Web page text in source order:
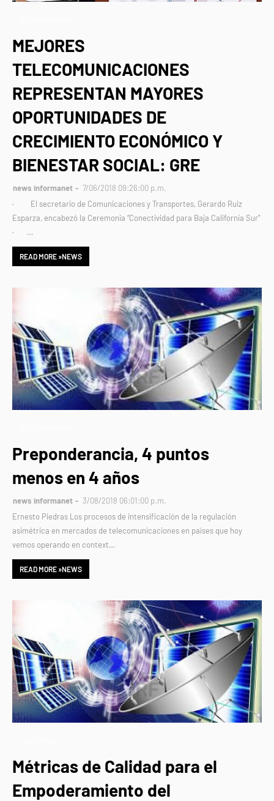
MEJORES
TELECOMUNICACIONES
REPRESENTAN MAYORES
OPORTUNIDADES DE
CRECIMIENTO ECONÓMICO Y
BIENESTAR SOCIAL: GRE
news informanet
7/06/2018 09:26:00 p.m.
· El secretario de Comunicaciones y Transportes, Gerardo Ruiz
Esparza, encabezó la Ceremonia “Conectividad para Baja California Sur”
· …
READ MORE »NEWS
Preponderancia, 4 puntos
menos en 4 años
news informanet
3/08/2018 06:01:00 p.m.
Ernesto Piedras Los procesos de intensificación de la regulación
asimétrica en mercados de telecomunicaciones en países que hoy
vemos operando en context…
READ MORE »NEWS
Métricas de Calidad para el
Empoderamiento del